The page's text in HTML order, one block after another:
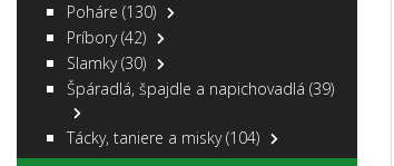
Poháre (130)
Príbory(42)
Slamky(30)
Špáradlá, špajdle a napichovadlá (39)
Tácky, taniere a misky(104)